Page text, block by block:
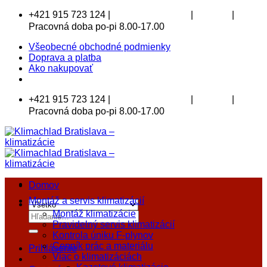
Skip
+421 915 723 124 |
Pracovná doba po-pi 8.00-17.00
Všeobecné obchodné podmienky
Doprava a platba
Ako nakupovať
+421 915 723 124 |
Pracovná doba po-pi 8.00-17.00
Hľadať:
Prihlásenie
Domov
Montáž a servis klimatizácií
Montáž klimatizácie
Pravidelný servis klimatizácií
Kontrola úniku F-plynov
Cenník prác a materiálu
Viac o klimatizáciách